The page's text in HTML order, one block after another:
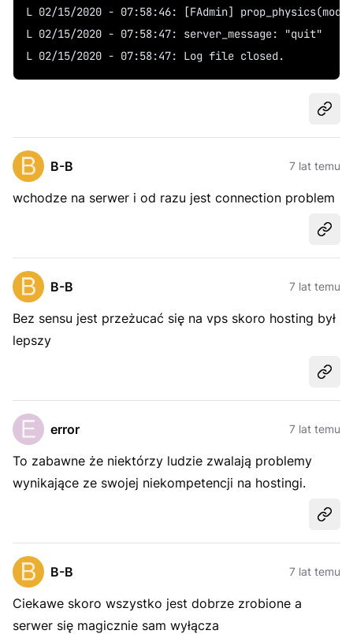
L 02/15/2020 - 07:58:46: [FAdmin]
L 02/15/2020 - 07:58:47: server_message: "quit"
L 02/15/2020 - 07:58:47: Log file closed.
B-B 7 lat temu
wchodze na serwer i od razu jest connection problem
B-B 7 lat temu
Bez sensu jest przeżucać się na vps skoro hosting był
lepszy
error 7 lat temu
To zabawne że niektórzy ludzie zwalają problemy
wynikające ze swojej niekompetencji na hostingi.
B-B 7 lat temu
Ciekawe skoro wszystko jest dobrze zrobione a
serwer się magicznie sam wyłącza